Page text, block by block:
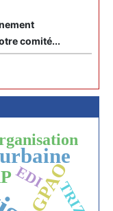
comité...
GPAOTRIZ
EDI